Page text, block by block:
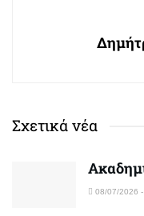
Σχετικά νέα
08/07/2026